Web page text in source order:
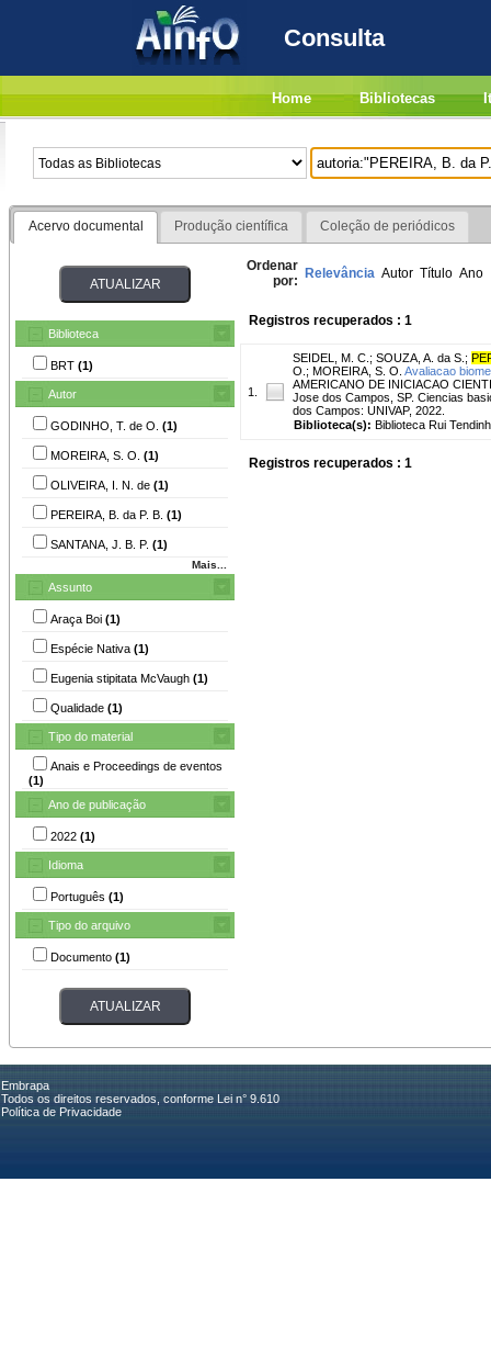
Consulta
Home Bibliotecas
Acervo documental Produção científica Coleção de periódicos
Biblioteca
BRT (1)
Autor
GODINHO, T. de O. (1)
MOREIRA, S. O. (1)
OLIVEIRA, I. N. de (1)
PEREIRA, B. da P. B. (1)
SANTANA, J. B. P. (1)
Mais...
Assunto
Araça Boi (1)
Espécie Nativa (1)
Eugenia stipitata McVaugh (1)
Qualidade (1)
Tipo do material
Anais e Proceedings de eventos
(1)
Ano de publicação
2022 (1)
Idioma
Português (1)
Tipo do arquivo
Documento (1)
Ordenar
por: Relevância Autor Título Ano
Registros recuperados : 1
1.
SEIDEL, M. C. ; SOUZA, A. da S. ;
O. ; MOREIRA, S. O. Avaliacao
AMERICANO DE INICIACAO
Jose dos Campos, SP. Ciencias
dos Campos: UNIVAP, 2022.
Biblioteca(s): Biblioteca Rui
Registros recuperados : 1
Embrapa
Todos os direitos reservados, conforme Lei n° 9.610
Política de Privacidade